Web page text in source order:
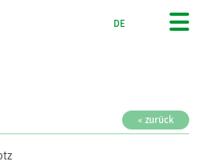
DE
« zurück